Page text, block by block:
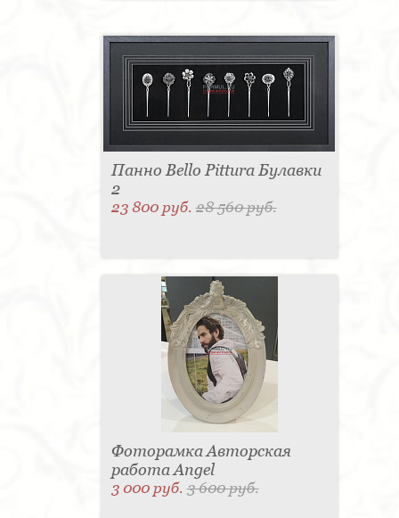
Панно Bello Pittura Булавки
2
23 800 руб.28 560 руб.
Фоторамка Авторская
работа Angel
3 000 руб.3 600 руб.